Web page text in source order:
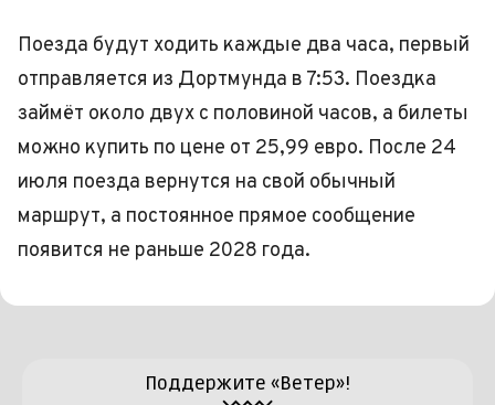
Поезда будут ходить каждые два часа, первый
отправляется из Дортмунда в 7:53. Поездка
займёт около двух с половиной часов, а билеты
можно купить по цене от 25,99 евро. После 24
июля поезда вернутся на свой обычный
маршрут, а постоянное прямое сообщение
появится не раньше 2028 года.
Поддержите «Ветер»!